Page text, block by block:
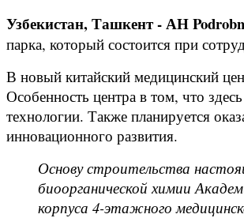
Узбекистан, Ташкент - АН
парка, который состоится при
В новый китайский медицинский
Особенность центра в том, что
технологии. Также планируется
инновационного развития.
Основу строительства
биоорганической химии
корпуса 4-этажного